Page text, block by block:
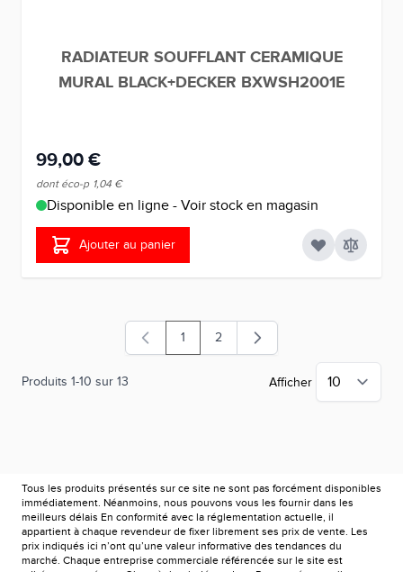
RADIATEUR SOUFFLANT CERAMIQUE
MURAL BLACK+DECKER BXWSH2001E
99,00 €
dont éco-p 1,04 €
Disponible en ligne - Voir stock en magasin
Ajouter au panier
Produits 1-10 sur 13
Vous lisez actuellement la page
1 Page
2
Afficher
Tous les produits présentés sur ce site ne sont pas forcément disponibles
immédiatement. Néanmoins, nous pouvons vous les fournir dans les
meilleurs délais En conformité avec la réglementation actuelle, il
appartient à chaque revendeur de fixer librement ses prix de vente. Les
prix indiqués ici n’ont qu’une valeur informative des tendances du
marché. Chaque entreprise commerciale référencée sur le site est